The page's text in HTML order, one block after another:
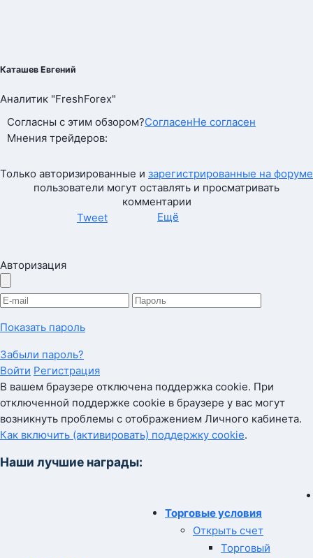
Каташев Евгений
Аналитик "FreshForex"
Согласны с этим обзором?СогласенНе согласен
Мнения трейдеров:
Только авторизированные и зарегистрированные на форуме
пользователи могут оставлять и просматривать
комментарии
Tweet
Ещё
Авторизация
Показать пароль
Забыли пароль?
Войти Регистрация
В вашем браузере отключена поддержка cookie. При
отключенной поддержке cookie в браузере у вас могут
возникнуть проблемы с отображением Личного кабинета.
Как включить (активировать) поддержку cookie.
Наши лучшие награды:
Торговые условия
Открыть счет
Торговый